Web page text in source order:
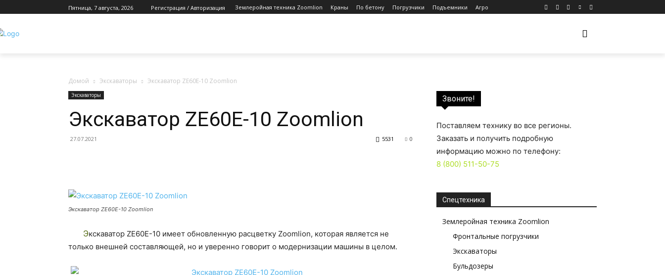
Пятница, 7 августа, 2026 Регистрация / Авторизация Землеройная техника Zoomlion Краны По бетону Погрузчики Подъемники Агро
КОНТАКТЫMORE
Домой Экскаваторы Экскаватор ZE60E-10 Zoomlion
Экскаваторы
Экскаватор ZE60E-10 Zoomlion
27.07.2021 0
5531
Экскаватор ZE60E-10 Zoomlion
Экскаватор ZE60E-10 имеет обновленную расцветку Zoomlion, которая является не
только внешней составляющей, но и уверенно говорит о модернизации машины в целом.
Звоните!
Поставляем технику во все регионы.
Заказать и получить подробную
информацию можно по телефону:
8 (800) 511-50-75
Спецтехника
Землеройная техника Zoomlion
Фронтальные погрузчики
Экскаваторы
Бульдозеры